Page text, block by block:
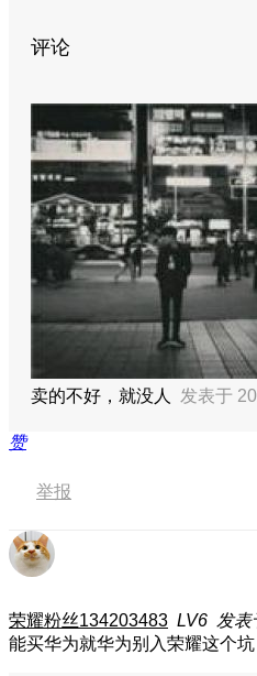
评论
卖的不好，就没人 发表于
赞
举报
荣耀粉丝134203483 LV6 发表
能买华为就华为别入荣耀这个坑